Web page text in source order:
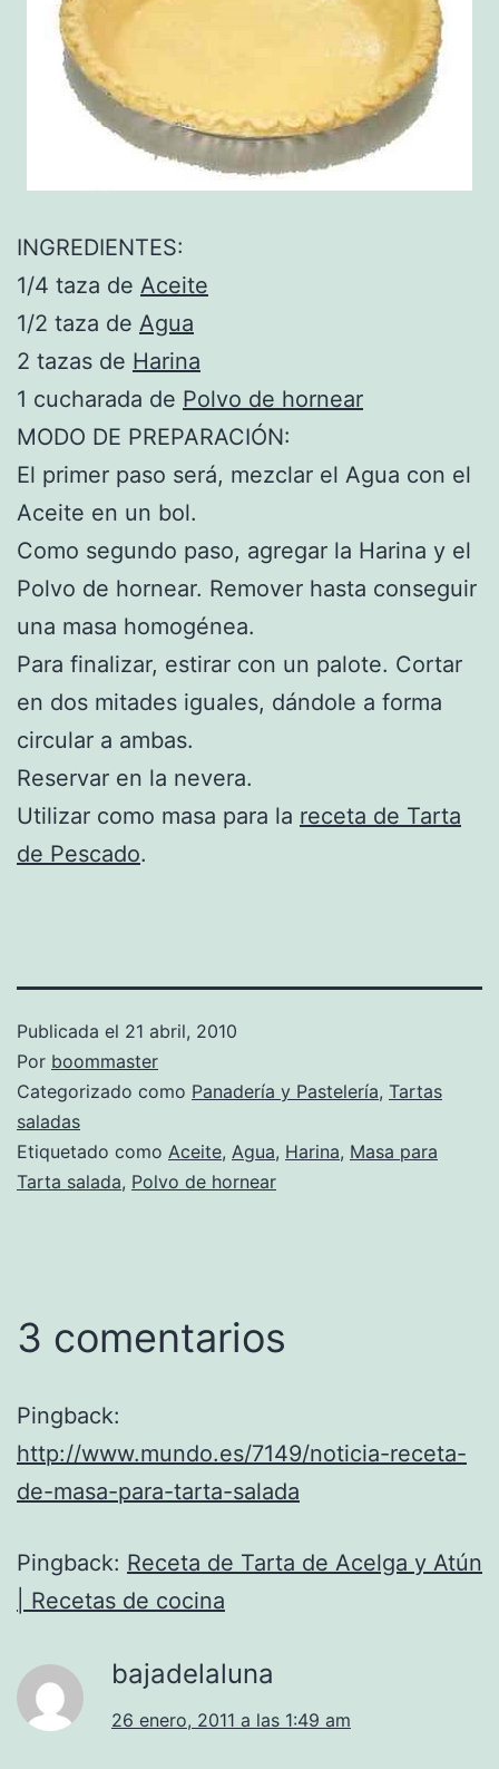
INGREDIENTES:
1/4 taza de Aceite
1/2 taza de Agua
2 tazas de Harina
1 cucharada de Polvo de hornear
MODO DE PREPARACIÓN:
El primer paso será, mezclar el Agua con el
Aceite en un bol.
Como segundo paso, agregar la Harina y el
Polvo de hornear. Remover hasta conseguir
una masa homogénea.
Para finalizar, estirar con un palote. Cortar
en dos mitades iguales, dándole a forma
circular a ambas.
Reservar en la nevera.
Utilizar como masa para la receta de Tarta
de Pescado.
Publicada el 21 abril, 2010
Por boommaster
Categorizado como Panadería y Pastelería, Tartas
saladas
Etiquetado como Aceite, Agua, Harina, Masa para
Tarta salada, Polvo de hornear
3 comentarios
Pingback:
http://www.mundo.es/7149/noticia-receta-
de-masa-para-tarta-salada
Pingback: Receta de Tarta de Acelga y Atún
| Recetas de cocina
bajadelaluna
26 enero, 2011 a las 1:49 am